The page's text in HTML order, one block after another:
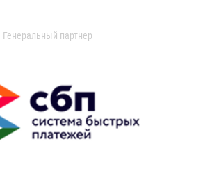
Генеральный партнер